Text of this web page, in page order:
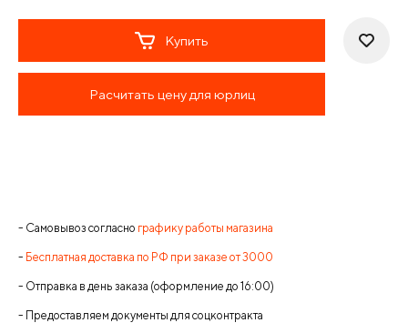
Купить
Расчитать цену для юрлиц
- Самовывоз согласно графику работы магазина
- Бесплатная доставка по РФ при заказе от 3000
- Отправка в день заказа (оформление до 16:00)
- Предоставляем документы для соцконтракта